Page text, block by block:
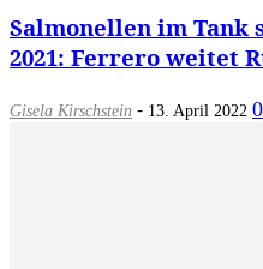
Salmonellen im Tank
2021: Ferrero weitet
Gisela Kirschstein - 13. April 2022 0